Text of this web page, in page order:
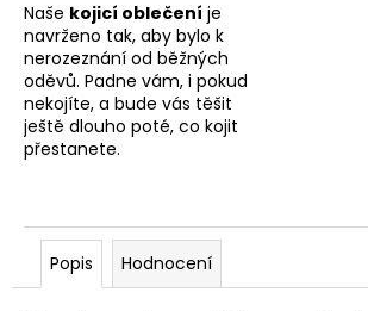
Naše kojicí oblečení je
navrženo tak, aby bylo k
nerozeznání od běžných
oděvů. Padne vám, i pokud
nekojíte, a bude vás těšit
ještě dlouho poté, co kojit
přestanete.
Popis Hodnocení